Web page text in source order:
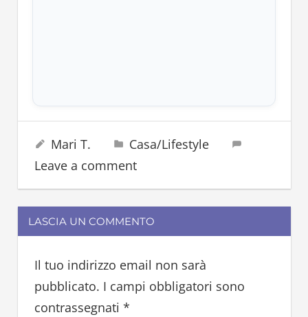
lavare
lavatrice
pulire
sangue
3 Giugno 2023
Mari T.
Casa/Lifestyle
Leave a comment
LASCIA UN COMMENTO
Il tuo indirizzo email non sarà
pubblicato. I campi obbligatori sono
contrassegnati *